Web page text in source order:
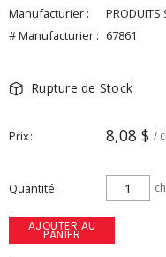
Manufacturier :
PRODUITS
# Manufacturier : 67861
Rupture de Stock
Prix 8,08 $ /
Quantité ch
AJOUTER AU
PANIER